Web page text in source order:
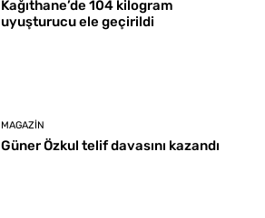
Kağıthane’de 104 kilogram
uyuşturucu ele geçirildi
MAGAZIN
Güner Özkul telif davasını kazandı